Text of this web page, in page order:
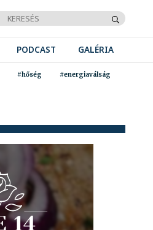
PODCAST GALÉRIA
#hőség #energiaválság